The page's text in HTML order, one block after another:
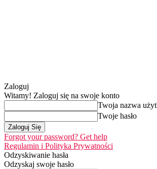
Zaloguj
Witamy! Zaloguj się na swoje konto
Twoja nazwa
Twoje hasło
Forgot your password? Get help
Regulamin i Polityka Prywatności
Odzyskiwanie hasła
Odzyskaj swoje hasło